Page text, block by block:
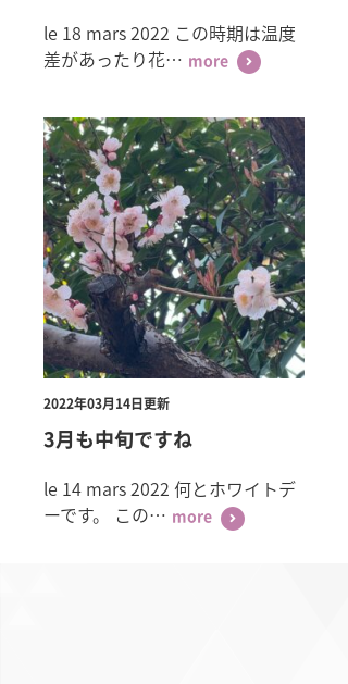
le 18 mars 2022 この時期は温度
差があったり花… more
2022年03月14日更新
3月も中旬ですね
le 14 mars 2022 何とホワイトデ
ーです。 この… more